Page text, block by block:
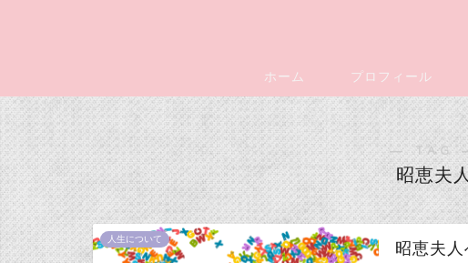
ホーム プロフィール
― TAG
昭恵夫
人生について
昭恵夫